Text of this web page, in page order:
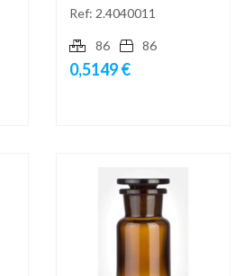
Ref: 2.4040011
86 86
0,5149 €